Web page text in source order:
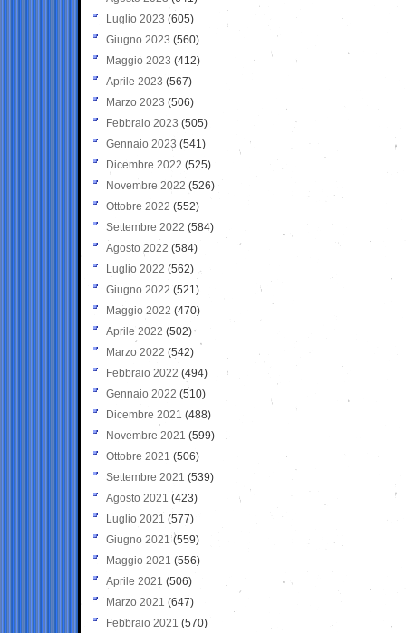
Luglio 2023 (605)
Giugno 2023 (560)
Maggio 2023 (412)
Aprile 2023 (567)
Marzo 2023 (506)
Febbraio 2023 (505)
Gennaio 2023 (541)
Dicembre 2022 (525)
Novembre 2022 (526)
Ottobre 2022 (552)
Settembre 2022 (584)
Agosto 2022 (584)
Luglio 2022 (562)
Giugno 2022 (521)
Maggio 2022 (470)
Aprile 2022 (502)
Marzo 2022 (542)
Febbraio 2022 (494)
Gennaio 2022 (510)
Dicembre 2021 (488)
Novembre 2021 (599)
Ottobre 2021 (506)
Settembre 2021 (539)
Agosto 2021 (423)
Luglio 2021 (577)
Giugno 2021(559)
Maggio 2021 (556)
Aprile 2021 (506)
Marzo 2021 (647)
Febbraio 2021 (570)